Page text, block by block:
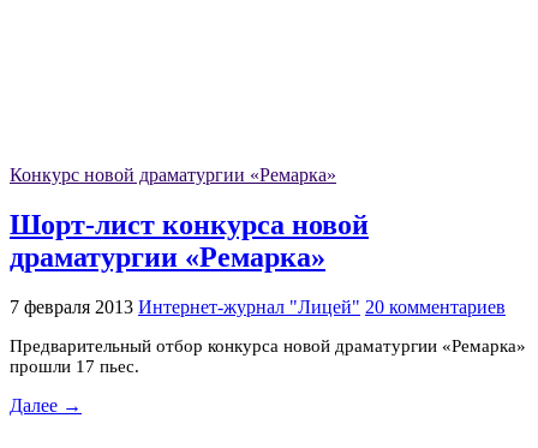
Конкурс новой драматургии «Ремарка»
Шорт-лист конкурса новой
драматургии «Ремарка»
7 февраля 2013 Интернет-журнал "Лицей" 20 комментариев
Предварительный отбор конкурса новой драматургии «Ремарка»
прошли 17 пьес.
Далее →